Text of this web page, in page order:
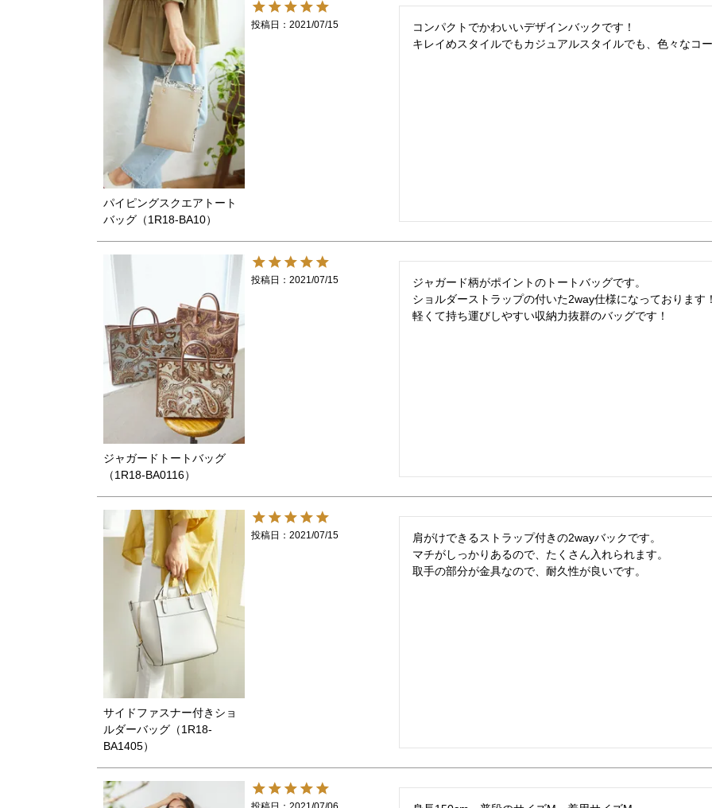
パイピングスクエアトート
バッグ（1R18-BA10）
投稿日 2021/07/15
コンパクトでかわいいデザインバックです！
キレイめスタイルでもカジュアルスタイルでも、色々なコ
ジャガードトートバッグ
（1R18-BA0116）
投稿日 2021/07/15
ジャガード柄がポイントのトートバッグです。
ショルダーストラップの付いた2way仕様になっております
軽くて持ち運びしやすい収納力抜群のバッグです！
サイドファスナー付きショ
ルダーバッグ（1R18-
BA1405）
投稿日 2021/07/15
肩がけできるストラップ付きの2wayバックです。
マチがしっかりあるので、たくさん入れられます。
取手の部分が金具なので、耐久性が良いです。